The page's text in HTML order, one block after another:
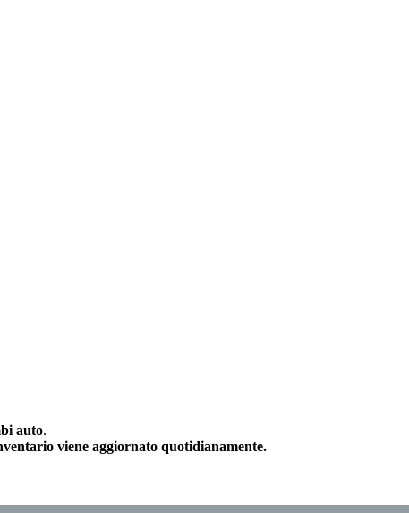
auto.
viene aggiornato quotidianamente.